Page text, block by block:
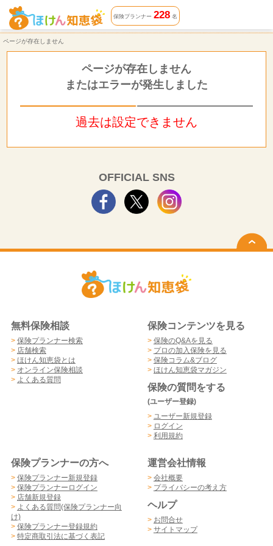
ページが存在しません | ほけん知恵袋
保険プランナー 228名
ページが存在しません
ページが存在しません
またはエラーが発生しました
過去は設定できません
OFFICIAL SNS
無料保険相談
> 保険プランナー検索
> 店舗検索
> ほけん知恵袋とは
> オンライン保険相談
> よくある質問
保険コンテンツを見る
> 保険のQ&Aを見る
> プロの加入保険を見る
> 保険コラム&ブログ
> ほけん知恵袋マガジン
保険の質問をする
(ユーザー登録)
> ユーザー新規登録
> ログイン
> 利用規約
保険プランナーの方へ
> 保険プランナー新規登録
> 保険プランナーログイン
> 店舗新規登録
> よくある質問(保険プランナー向
け)
> 保険プランナー登録規約
> 特定商取引法に基づく表記
運営会社情報
> 会社概要
> プライバシーの考え方
ヘルプ
> お問合せ
> サイトマップ